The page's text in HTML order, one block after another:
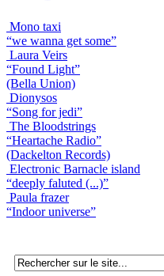
Mono taxi
“we wanna get some”
Laura Veirs
“Found Light”
(Bella Union)
Dionysos
“Song for jedi”
The Bloodstrings
“Heartache Radio”
(Dackelton Records)
Electronic Barnacle island
“deeply faluted (...)”
Paula frazer
“Indoor universe”